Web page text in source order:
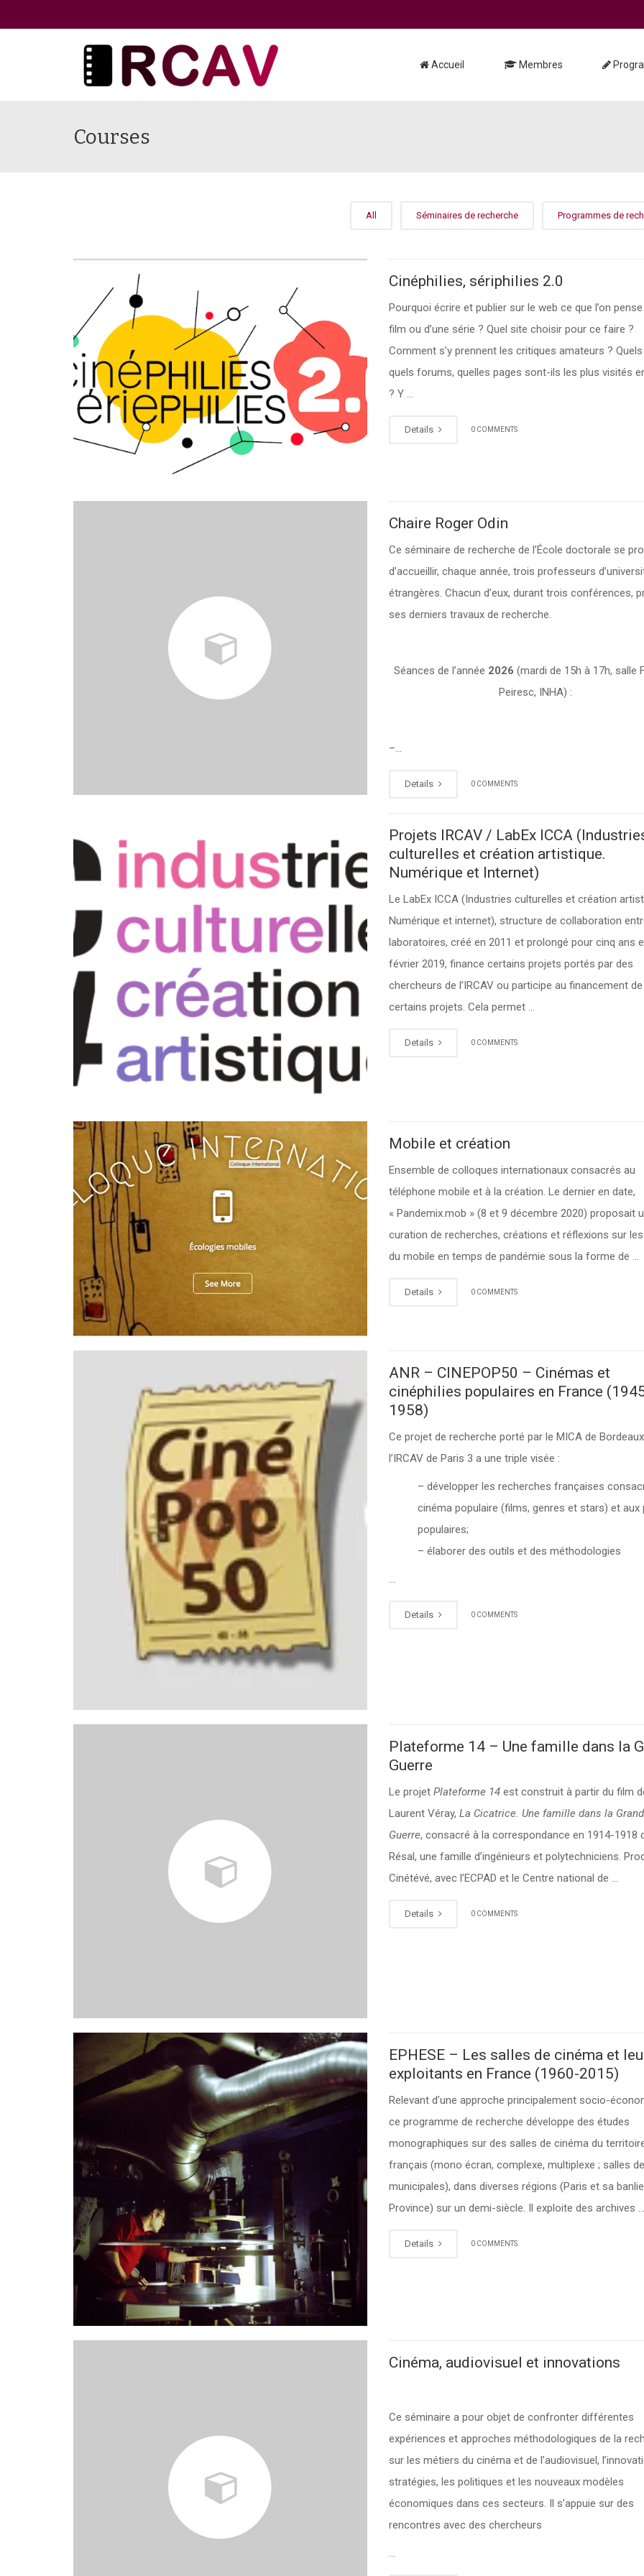
Accueil Membres
Courses
All Séminaires de recherche Programmes de
Cinéphilies, sériphilies 2.0
Pourquoi écrire et publier sur le web ce que l’on pense
film ou d’une série ? Quel site choisir pour ce faire ?
Comment s’y prennent les critiques amateurs ?
quels forums, quelles pages sont-ils les plus visités
? Y …
Details 0 COMMENTS
Chaire Roger Odin
Ce séminaire de recherche de l’École doctorale se
d’accueillir, chaque année, trois professeurs
étrangères. Chacun d’eux, durant trois conférences,
ses derniers travaux de recherche.
Séances de l’année 2026 (mardi de 15h à 17h, salle
Peiresc, INHA) :
–…
Details 0 COMMENTS
Projets IRCAV / LabEx ICCA
culturelles et création artistique.
Numérique et Internet)
Le LabEx ICCA (Industries culturelles et création
Numérique et internet), structure de collaboration
laboratoires, créé en 2011 et prolongé pour cinq ans
février 2019, finance certains projets portés par des
chercheurs de l’IRCAV ou participe au financement de
certains projets. Cela permet …
Details 0 COMMENTS
Mobile et création
Ensemble de colloques internationaux consacrés au
téléphone mobile et à la création. Le dernier en date,
« Pandemix.mob » (8 et 9 décembre 2020) proposait
curation de recherches, créations et réflexions sur
du mobile en temps de pandémie sous la forme de …
Details 0 COMMENTS
ANR – CINEPOP50 – Cinémas et
cinéphilies populaires en France
1958)
Ce projet de recherche porté par le MICA de
l’IRCAV de Paris 3 a une triple visée :
– développer les recherches françaises
cinéma populaire (films, genres et stars) et aux
populaires;
– élaborer des outils et des méthodologies
…
Details 0 COMMENTS
Plateforme 14 – Une famille dans la
Guerre
Le projet Plateforme 14est construit à partir du film
Laurent Véray, La Cicatrice. Une famille dans la
Guerre, consacré à la correspondance en 1914-1918
Résal, une famille d’ingénieurs et polytechniciens.
Cinétévé, avec l’ECPAD et le Centre national de …
Details 0 COMMENTS
EPHESE – Les salles de cinéma et
exploitants en France (1960-2015)
Relevant d’une approche principalement socio-
ce programme de recherche développe des études
monographiques sur des salles de cinéma du
français (mono écran, complexe, multiplexe ; salles
municipales), dans diverses régions (Paris et sa
Province) sur un demi-siècle. Il exploite des archives …
Details 0 COMMENTS
Cinéma, audiovisuel et innovations
Ce séminaire a pour objet de confronter différentes
expériences et approches méthodologiques de la
sur les métiers du cinéma et de l’audiovisuel,
stratégies, les politiques et les nouveaux modèles
économiques dans ces secteurs. Il s’appuie sur des
rencontres avec des chercheurs
…